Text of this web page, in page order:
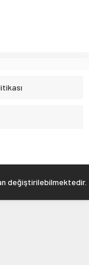
değiştirilebilmektedir.